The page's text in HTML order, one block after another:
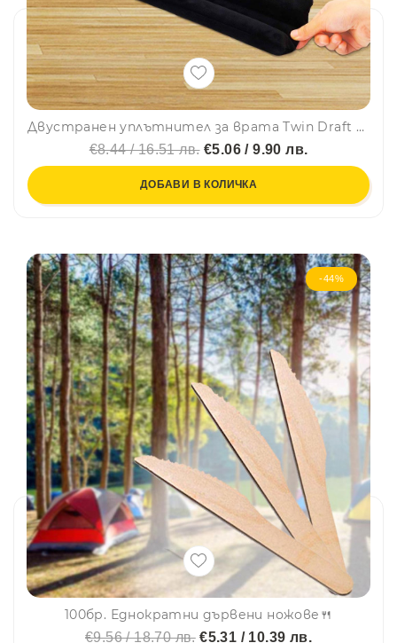
Двустранен уплътнител за врата Twin Draft Guard ЧЕРЕН/СИВО - край с теченията
€8.44 / 16.51 лв.€5.06 / 9.90 лв.
ДОБАВИ В КОЛИЧКА
-44%
100бр. Еднократни дървени ножове🍴
€9.56 / 18.70 лв.€5.31 / 10.39 лв.